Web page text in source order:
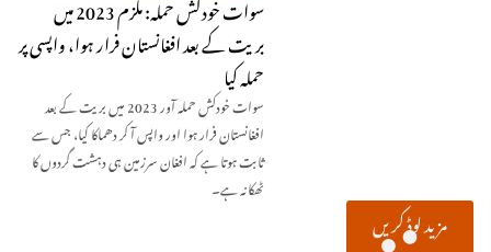
سوات خودکش حملہ: ملزم 2023 میں
بریت کے بعد افغانستان فرار ہوا، واپسی پر
حملہ کیا
سوات خودکش حملہ آور 2023 میں بریت کے بعد
افغانستان فرار ہوا اور واپس آ کر دھماکا کیا، جس سے
ثابت ہوتا ہے کہ افغان سرزمین ہی دہشت گردوں کا
ٹھکانہ ہے۔
مزید لوڈ کریں